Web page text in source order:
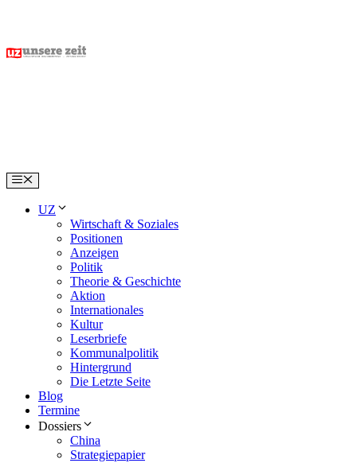
content
Menu
UZ
Wirtschaft & Soziales
Positionen
Anzeigen
Politik
Theorie & Geschichte
Aktion
Internationales
Kultur
Leserbriefe
Kommunalpolitik
Hintergrund
Die Letzte Seite
Blog
Termine
Dossiers
China
Strategiepapier